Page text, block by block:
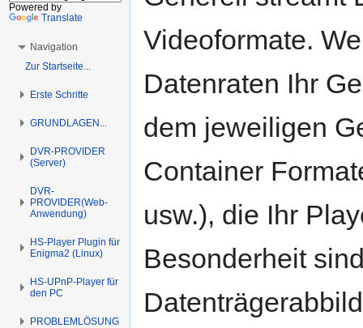
Videoformate.
Datenraten Ihr
dem jeweiligen
Container
usw.), die Ihr
Besonderheit
Powered by
Translate
Navigation
Zur Startseite...
Erste Schritte
GRUNDLAGEN...
DVR-PROVIDER
(Server)
DVR-
PROVIDER(Web-
Anwendung)
HS-Player Plugin für
Enigma2 (Linux)
HS-UPnP-Player für
den PC
PROBLEMLÖSUNG